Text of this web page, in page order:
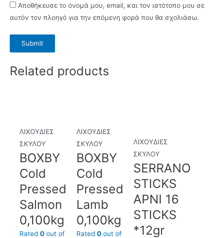
Αποθήκευσε το όνομά μου, email, και τον ιστότοπο μου σε
αυτόν τον πλοηγό για την επόμενη φορά που θα σχολιάσω.
Related products
ΛΙΧΟΥΔΙΕΣ
ΣΚΥΛΟΥ
BOXBY
Cold
Pressed
Salmon
0,100kg
Rated 0 out of
ΛΙΧΟΥΔΙΕΣ
ΣΚΥΛΟΥ
BOXBY
Cold
Pressed
Lamb
0,100kg
Rated 0 out of
ΛΙΧΟΥΔΙΕΣ
ΣΚΥΛΟΥ
SERRANO
STICKS
ΑΡΝΙ 16
STICKS
*12gr